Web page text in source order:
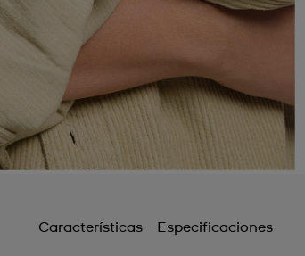
Características Especificaciones